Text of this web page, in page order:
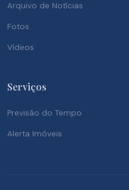
Arquivo de Notícias
Fotos
Vídeos
Serviços
Previsão do Tempo
Alerta Imóveis